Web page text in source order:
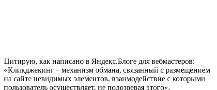
Цитирую, как написано в Яндекс.Блоге для вебмастеров:
«Кликджекинг – механизм обмана, связанный с размещением
на сайте невидимых элементов, взаимодействие с которыми
пользователь осуществляет, не подозревая этого».